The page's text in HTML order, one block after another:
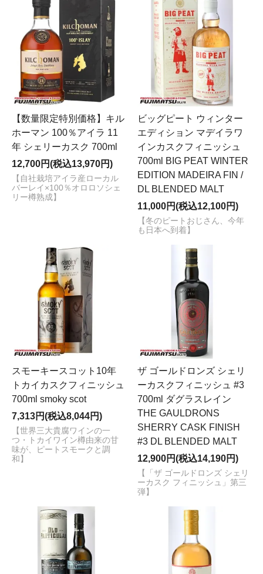
【数量限定特別価格】キル
ホーマン 100％アイラ 11
年 シェリーカスク 700ml
12,700円(税込13,970円)
【自社栽培アイラ産ローカル
バーレイ×100％オロロソシェ
リー樽熟成】
ビッグピート ウィンター
エディション マデイラワ
インカスクフィニッシュ
700ml BIG PEAT WINTER
EDITION MADEIRA FIN /
DL BLENDED MALT
11,000円(税込12,100円)
【冬のピートおじさん、今年
も日本へ到着】
スモーキースコット10年
トカイカスクフィニッシュ
700ml smoky scot
7,313円(税込8,044円)
【世界三大貴腐ワインの一
つ・トカイワイン樽由来の甘
味が、ピートスモークと調
和】
ザ ゴールドロンズ シェリ
ーカスクフィニッシュ #3
700ml ダグラスレイン
THE GAULDRONS
SHERRY CASK FINISH
#3 DL BLENDED MALT
12,900円(税込14,190円)
【「ザ ゴールドロンズ シェリ
ーカスク フィニッシュ」第三
弾】